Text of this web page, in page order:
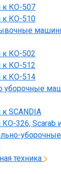
к КО-507
к КО-510
к КО-502
к КО-512
к КО-514
уборочные
к SCANDIA
КО-326, Scarab
техника